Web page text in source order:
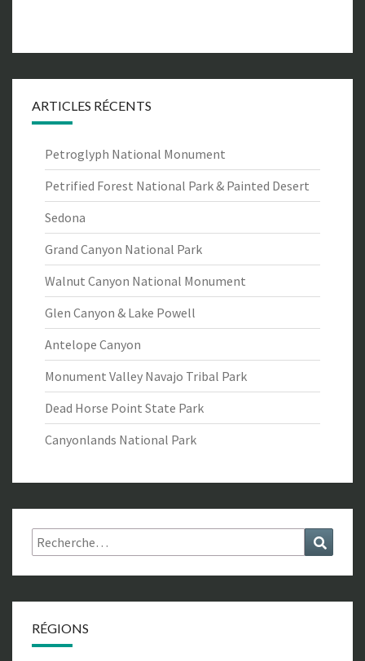
ARTICLES RÉCENTS
Petroglyph National Monument
Petrified Forest National Park & Painted Desert
Sedona
Grand Canyon National Park
Walnut Canyon National Monument
Glen Canyon & Lake Powell
Antelope Canyon
Monument Valley Navajo Tribal Park
Dead Horse Point State Park
Canyonlands National Park
Rechercher :
RÉGIONS